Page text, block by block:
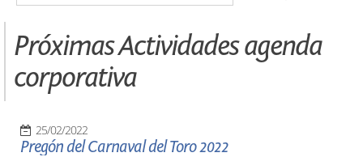
Próximas Actividades agenda
corporativa
25/02/2022
Pregón del Carnaval del Toro 2022